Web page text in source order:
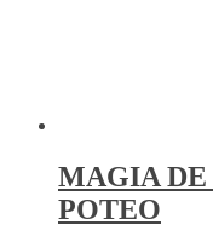
MAGIA DE
POTEO